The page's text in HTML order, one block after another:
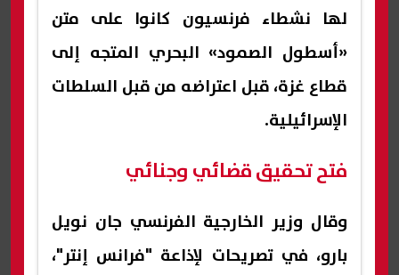
لها نشطاء فرنسيون كانوا على متن
«أسطول الصمود» البحري المتجه إلى
قطاع غزة، قبل اعتراضه من قبل السلطات
الإسرائيلية.
فتح تحقيق قضائي وجنائي
وقال وزير الخارجية الفرنسي جان نويل
بارو، في تصريحات لإذاعة "فرانس إنتر"،